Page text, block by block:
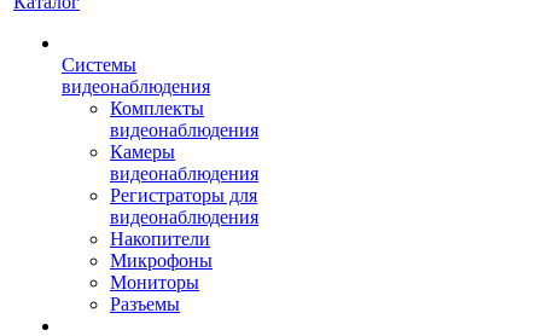
Системы
видеонаблюдения
Комплекты
видеонаблюдения
Камеры
видеонаблюдения
Регистраторы для
видеонаблюдения
Накопители
Микрофоны
Мониторы
Разъемы